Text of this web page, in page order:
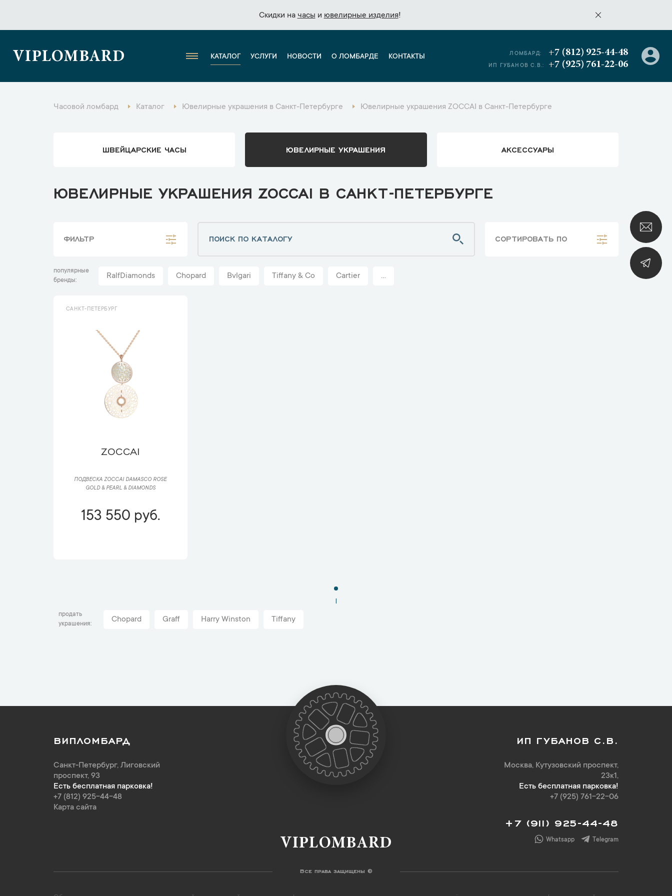
Скидки на часы и ювелирные изделия!
Скидки на часы и ювелирные изделия!
VIPLOMBARD КАТАЛОГ УСЛУГИ НОВОСТИ О ЛОМБАРДЕ КОНТАКТЫ ЛОМБАРД: +7 (812) 925-44-48
ИП ГУБАНОВ С.В.: +7 (925) 761-22-06
Часовой ломбард Каталог Ювелирные украшения в Санкт-Петербурге Ювелирные украшения ZOCCAI в Санкт-Петербурге
ШВЕЙЦАРСКИЕ ЧАСЫ ЮВЕЛИРНЫЕ УКРАШЕНИЯ АКСЕССУАРЫ
ЮВЕЛИРНЫЕ УКРАШЕНИЯ ZOCCAI В САНКТ-ПЕТЕРБУРГЕ
ФИЛЬТР СОРТИРОВАТЬ ПО
популярные
бренды
RalfDiamonds Chopard Bvlgari Tiffany & Co Cartier ...
САНКТ-ПЕТЕРБУРГ
ZOCCAI
ПОДВЕСКА ZOCCAI DAMASCO ROSE
GOLD & PEARL & DIAMONDS
153 550 руб.
1
продать
украшения
Chopard Graff Harry Winston Tiffany
ВИПЛОМБАРД
Санкт-Петербург, Лиговский
проспект, 93
Есть бесплатная парковка!
+7 (812) 925-44-48
Карта сайта
ИП ГУБАНОВ С.В.
Москва, Кутузовский проспект,
23к1,
Есть бесплатная парковка!
+7 (925) 761-22-06
+7 (911) 925-44-48
Whatsapp Telegram
VIPLOMBARD
Все права защищены ©